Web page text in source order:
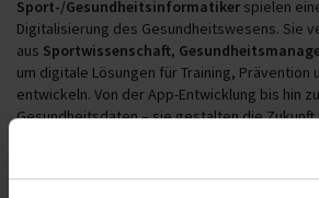
Sport-/Gesundheitsinformatiker spielen
Digitalisierung des Gesundheitswesens. Sie
aus Sportwissenschaft,
um digitale Lösungen für Training, Prävention
entwickeln. Von der App-Entwicklung bis hin
Gesundheitsdaten – sie gestalten die Zukunft